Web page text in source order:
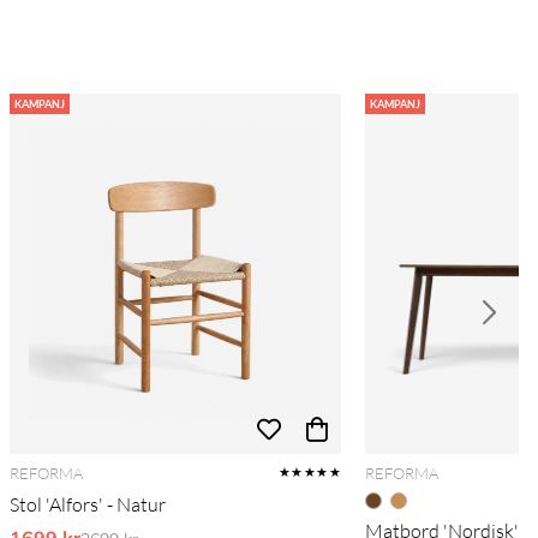
KAMPANJ
REFORMA ★★★★★
Stol 'Alfors' - Natur
KAMPANJ
REFORMA
Matbord 'Nordisk'